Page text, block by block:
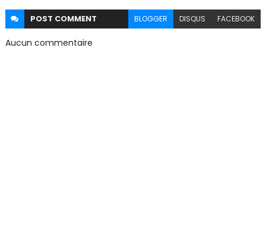
POST COMMENT BLOGGER DISQUS FACEBOOK
Aucun commentaire